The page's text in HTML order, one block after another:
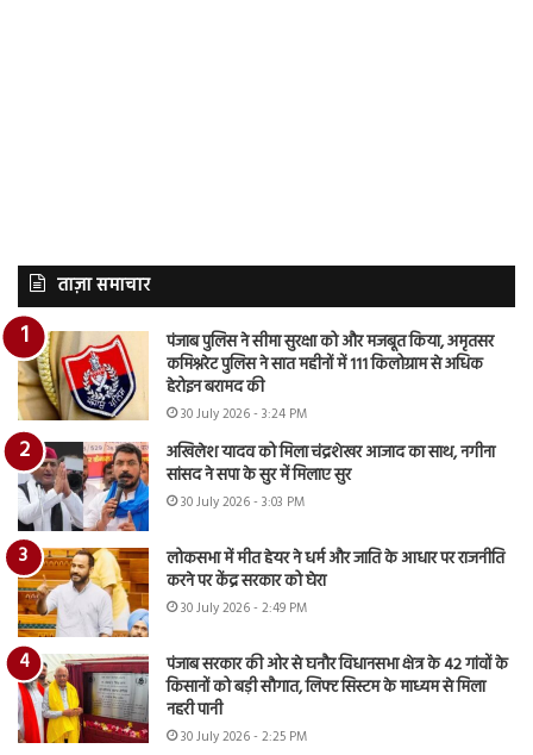
ताज़ा समाचार
पंजाब पुलिस ने सीमा सुरक्षा को और मजबूत किया, अमृतसर
कमिश्नरेट पुलिस ने सात महीनों में 111 किलोग्राम से अधिक
हेरोइन बरामद की
30 July 2026 - 3:24 PM
अखिलेश यादव को मिला चंद्रशेखर आजाद का साथ, नगीना
सांसद ने सपा के सुर में मिलाए सुर
30 July 2026 - 3:03 PM
लोकसभा में मीत हेयर ने धर्म और जाति के आधार पर राजनीति
करने पर केंद्र सरकार को घेरा
30 July 2026 - 2:49 PM
पंजाब सरकार की ओर से घनौर विधानसभा क्षेत्र के 42 गांवों के
किसानों को बड़ी सौगात, लिफ्ट सिस्टम के माध्यम से मिला
नहरी पानी
30 July 2026 - 2:25 PM